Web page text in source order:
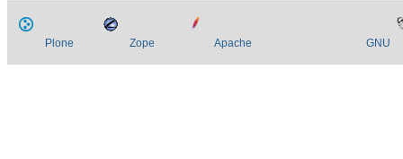
Plone Zope Apache GNU